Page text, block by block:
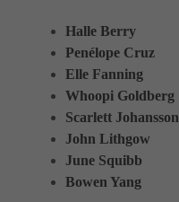
Halle Berry
Penélope Cruz
Elle Fanning
Whoopi Goldberg
Scarlett Johansson
John Lithgow
June Squibb
Bowen Yang